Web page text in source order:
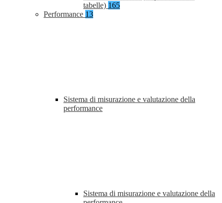
tabelle) 165
Performance 13
Sistema di misurazione e valutazione della
performance
Sistema di misurazione e valutazione della